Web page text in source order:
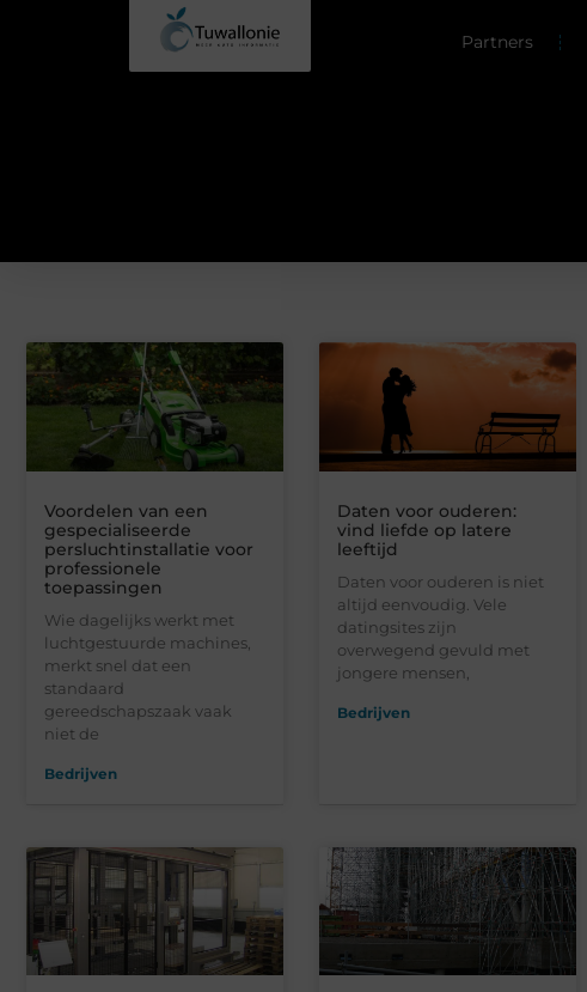
Partners
Voordelen van een
gespecialiseerde
persluchtinstallatie voor
professionele
toepassingen
Wie dagelijks werkt met
luchtgestuurde machines,
merkt snel dat een
standaard
gereedschapszaak vaak
niet de
Bedrijven
Daten voor ouderen:
vind liefde op latere
leeftijd
Daten voor ouderen is niet
altijd eenvoudig. Vele
datingsites zijn
overwegend gevuld met
jongere mensen,
Bedrijven